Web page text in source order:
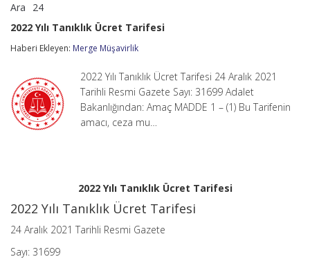
Ara 24
Tanıklık
Ücret
Tarifesi
2022 Yılı Tanıklık Ücret Tarifesi
Haberi Ekleyen: Merge Müşavirlik
2022 Yılı Tanıklık Ücret Tarifesi 24 Aralık 2021
Tarihli Resmi Gazete Sayı: 31699 Adalet
Bakanlığından: Amaç MADDE 1 – (1) Bu Tarifenin
amacı, ceza mu…
2022 Yılı Tanıklık Ücret Tarifesi
2022 Yılı Tanıklık Ücret Tarifesi
24 Aralık 2021 Tarihli Resmi Gazete
Sayı: 31699